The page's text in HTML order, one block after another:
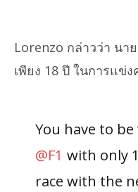
Lorenzo กล่าวว่า นา
เพียง 18 ปี ในการแข่
You have to
@F1 with only
race with the